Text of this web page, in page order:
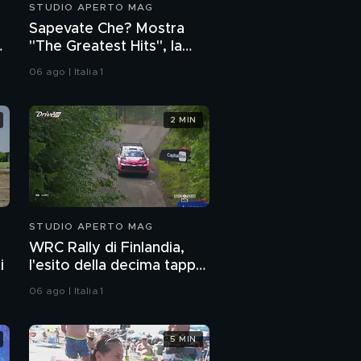
Strage di Erba,
quando Frigerio dice
"Olindo"
PROSSIMO VIDEO
di Mario Frigerio
Strage di Erba: le tre
sentenze
Strage di Erba, lo
intendere e di volere"
Il tema del duello nei
romanzi gialli
tesoretto della donna
STUDIO APERTO MAG
Sapevate Che? Mostra
"The Greatest Hits", la
Ferrari di Mario Del
06 ago | Italia 1
STUDIO APERTO MAG
WRC Rally di Finlandia,
l'esito della decima tappa
del mondiale
06 ago | Italia 1
2 MIN
5 MIN